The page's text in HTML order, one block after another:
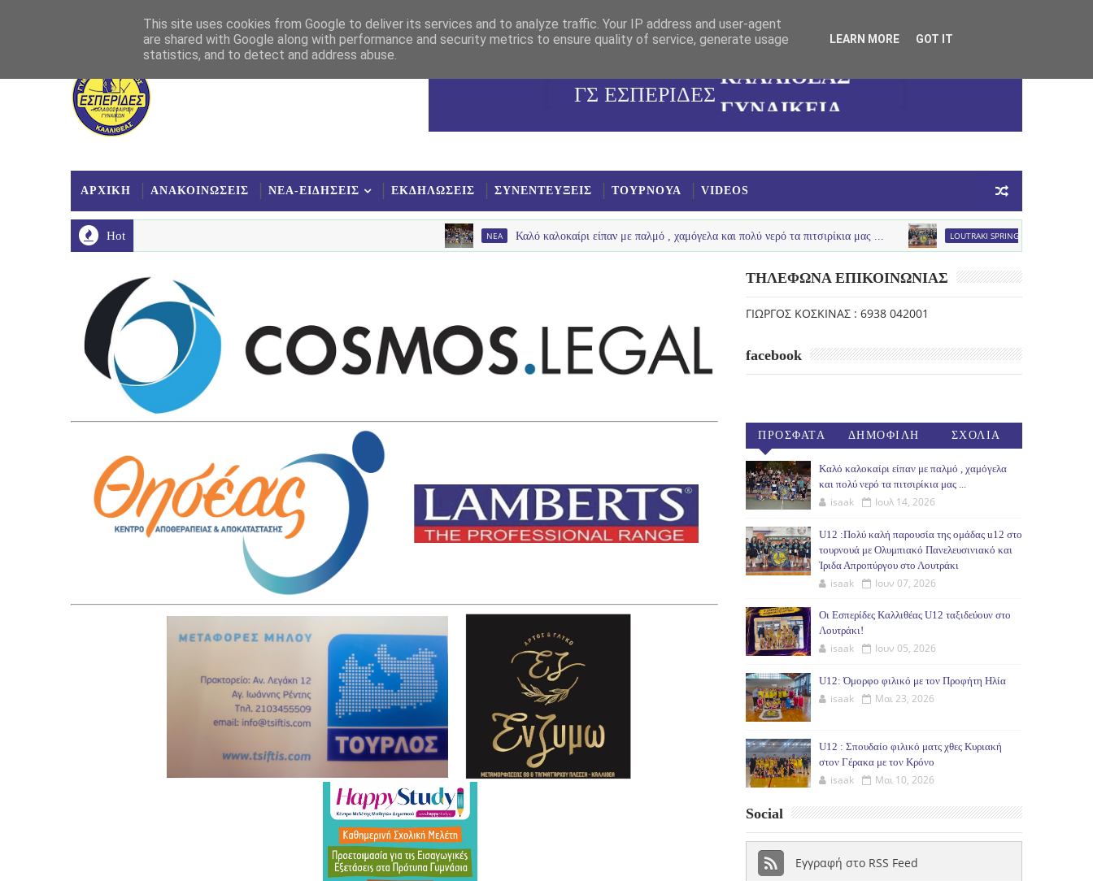
ΓΣ ΕΣΠΕΡΙΔΕΣ
ΓΥΝΑΙΚΕΙΑ
ΜΠΑΣΚΕΤ
ΑΡΧΙΚΗ ΑΝΑΚΟΙΝΩΣΕΙΣ ΝΕΑ-ΕΙΔΗΣΕΙΣ ΕΚΔΗΛΩΣΕΙΣ ΣΥΝΕΝΤΕΥΞΕΙΣ ΤΟΥΡΝΟΥΑ VIDEOS
Hot NEA Καλό καλοκαίρι είπαν με παλμό , χαμόγελα και πολύ νερό τα πιτσιρίκια μας ... LOUTRAKI SPRING U12 :Πολύ καλή
ΤΗΛΕΦΩΝΑ ΕΠΙΚΟΙΝΩΝΙΑΣ
ΓΙΩΡΓΟΣ ΚΟΣΚΙΝΑΣ : 6938 042001
facebook
ΠΡΟΣΦΑΤΑ ΔΗΜΟΦΙΛΗ ΣΧΟΛΙΑ
Καλό καλοκαίρι είπαν με παλμό , χαμόγελα
και πολύ νερό τα πιτσιρίκια μας ...
isaak Ιουλ 14, 2026
U12 :Πολύ καλή παρουσία της ομάδας u12 στο
τουρνουά με Ολυμπιακό Πανελευσινιακό και
Ίριδα Απροπύργου στο Λουτράκι
isaak Ιουν 07, 2026
Οι Εσπερίδες Καλλιθέας U12 ταξιδεύουν στο
Λουτράκι!
isaak Ιουν 05, 2026
U12: Όμορφο φιλικό με τον Προφήτη Ηλία
isaak Μαι 23, 2026
U12 : Σπουδαίο φιλικό ματς χθες Κυριακή
στον Γέρακα με τον Κρόνο
isaak Μαι 10, 2026
Social
Εγγραφή στο RSS Feed
This site uses cookies from Google to deliver its services and to analyze traffic. Your IP address and user-agent
are shared with Google along with performance and security metrics to ensure quality of service, generate usage
statistics, and to detect and address abuse.
LEARN MORE GOT IT